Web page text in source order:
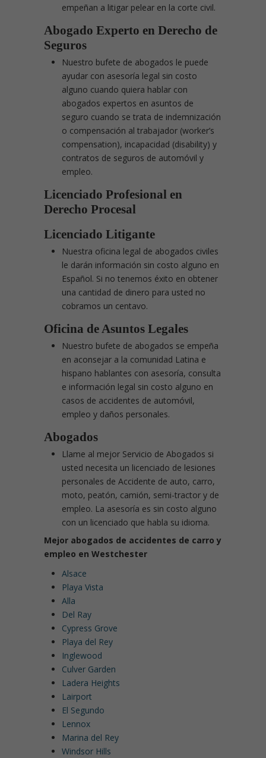
empeñan a litigar pelear en la corte civil.
Abogado Experto en Derecho de
Seguros
Nuestro bufete de abogados le puede
ayudar con asesoría legal sin costo
alguno cuando quiera hablar con
abogados expertos en asuntos de
seguro cuando se trata de indemnización
o compensación al trabajador (worker’s
compensation), incapacidad (disability) y
contratos de seguros de automóvil y
empleo.
Licenciado Profesional en
Derecho Procesal
Licenciado Litigante
Nuestra oficina legal de abogados civiles
le darán información sin costo alguno en
Español. Si no tenemos éxito en obtener
una cantidad de dinero para usted no
cobramos un centavo.
Oficina de Asuntos Legales
Nuestro bufete de abogados se empeña
en aconsejar a la comunidad Latina e
hispano hablantes con asesoría, consulta
e información legal sin costo alguno en
casos de accidentes de automóvil,
empleo y daños personales.
Abogados
Llame al mejor Servicio de Abogados si
usted necesita un licenciado de lesiones
personales de Accidente de auto, carro,
moto, peatón, camión, semi-tractor y de
empleo. La asesoría es sin costo alguno
con un licenciado que habla su idioma.
Mejor abogados de accidentes de carro y
empleo en Westchester
Alsace
Playa Vista
Alla
Del Ray
Cypress Grove
Playa del Rey
Inglewood
Culver Garden
Ladera Heights
Lairport
El Segundo
Lennox
Marina del Rey
Windsor Hills